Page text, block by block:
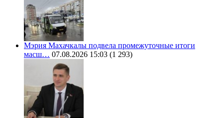
Мэрия Махачкалы подвела промежуточные итоги
масш… 07.08.2026 15:03 (1 293)